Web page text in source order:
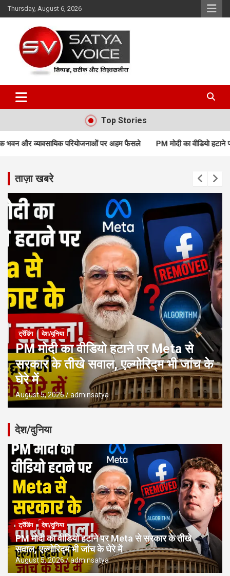
Skip
to
Thursday, August 6, 2026
Satya Voice
Top Stories
पर अहम फैसले PM मोदी का वीडियो हटाने पर Meta से सरकार के
ताज़ा खबरे
ट्रेंडिंग देश/दुनिया
PM मोदी का वीडियो हटाने पर Meta से
सरकार के तीखे सवाल, एल्गोरिद्म भी जांच के
घेरे में
August 5, 2026 adminsatya
देश/दुनिया
ट्रेंडिंग देश/दुनिया
PM मोदी का वीडियो हटाने पर Meta से सरकार के तीखे
सवाल, एल्गोरिद्म भी जांच के घेरे में
August 5, 2026 adminsatya